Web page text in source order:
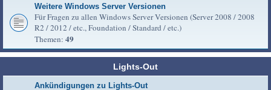
Weitere Windows Server Versionen
Für Fragen zu allen Windows Server Versionen (Server 2008 / 2008
R2 / 2012 / etc., Foundation / Standard / etc.)
Themen: 49
Lights-Out
Ankündigungen zu Lights-Out